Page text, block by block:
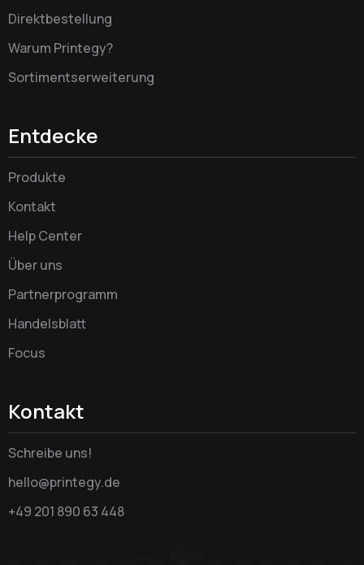
Direktbestellung
Warum Printegy?
Sortimentserweiterung
Entdecke
Produkte
Kontakt
Help Center
Über uns
Partnerprogramm
Handelsblatt
Focus
Kontakt
Schreibe uns!
hello@printegy.de
+49 201 890 63 448